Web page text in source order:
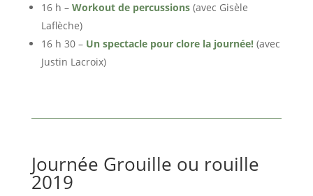
16 h – Workout de percussions(avec Gisèle
Laflèche)
16 h 30 – Un spectacle pour clore la journée!(avec
Justin Lacroix)
Journée Grouille ou rouille
2019